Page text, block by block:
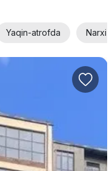
Yaqin-atrofda Narxi